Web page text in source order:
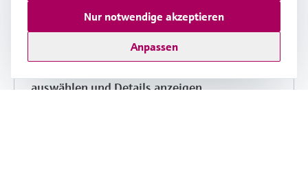
Promass 40, 80, 83, 84, Cubemass 8CN,
auswählen und Details anzeigen
Anpassen
Nur notwendige akzeptieren